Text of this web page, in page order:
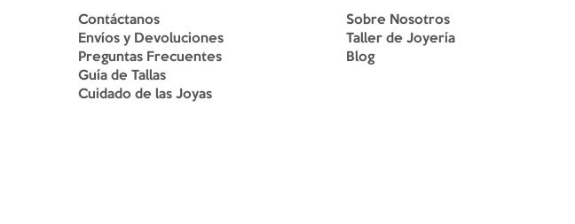
Contáctanos
Envíos y Devoluciones
Preguntas Frecuentes
Guía de Tallas
Cuidado de las Joyas
Sobre Nosotros
Taller de Joyería
Blog